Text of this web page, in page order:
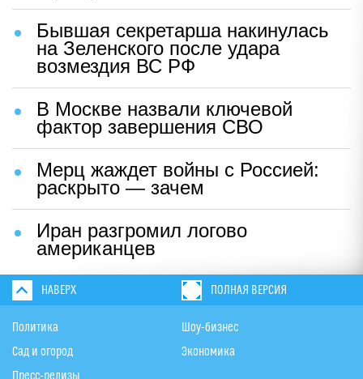
Бывшая секретарша накинулась
на Зеленского после удара
возмездия ВС РФ
В Москве назвали ключевой
фактор завершения СВО
Мерц жаждет войны с Россией:
раскрыто — зачем
Иран разгромил логово
американцев
НАВЕРХ ПОЛНАЯ ВЕРСИЯ
Политика
Сад и огород
Шоу-бизнес
Экономика